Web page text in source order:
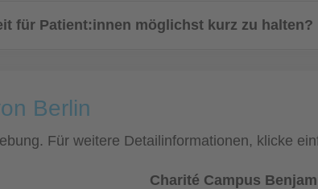
für Patient:innen möglichst kurz zu halten?
Berlin
Für weitere Detailinformationen, klicke
Charité Campus